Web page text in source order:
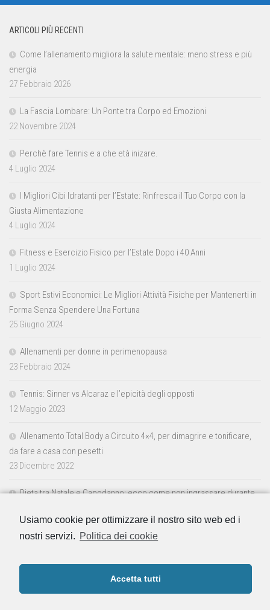
Usiamo cookie per ottimizzare il nostro sito web ed i
nostri servizi. Politica dei cookie
Accetta tutti
ARTICOLI PIÙ RECENTI
Come l’allenamento migliora la salute mentale: meno stress e più
energia
27 Febbraio 2026
La Fascia Lombare: Un Ponte tra Corpo ed Emozioni
22 Novembre 2024
Perchè fare Tennis e a che età inizare.
4 Luglio 2024
I Migliori Cibi Idratanti per l’Estate: Rinfresca il Tuo Corpo con la
Giusta Alimentazione
4 Luglio 2024
Fitness e Esercizio Fisico per l’Estate Dopo i 40 Anni
1 Luglio 2024
Sport Estivi Economici: Le Migliori Attività Fisiche per Mantenerti in
Forma Senza Spendere Una Fortuna
25 Giugno 2024
Allenamenti per donne in perimenopausa
23 Febbraio 2024
Tennis: Sinner vs Alcaraz e l’epicità degli opposti
12 Maggio 2023
Allenamento Total Body a Circuito 4×4, per dimagrire e tonificare,
da fare a casa con pesetti
23 Dicembre 2022
Dieta tra Natale e Capodanno: ecco come non ingrassare durante
23 Dicembre 2022